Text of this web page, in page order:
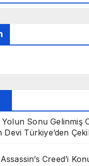
Sonu Gelinmiş
Devi Türkiye’den
Creed’i